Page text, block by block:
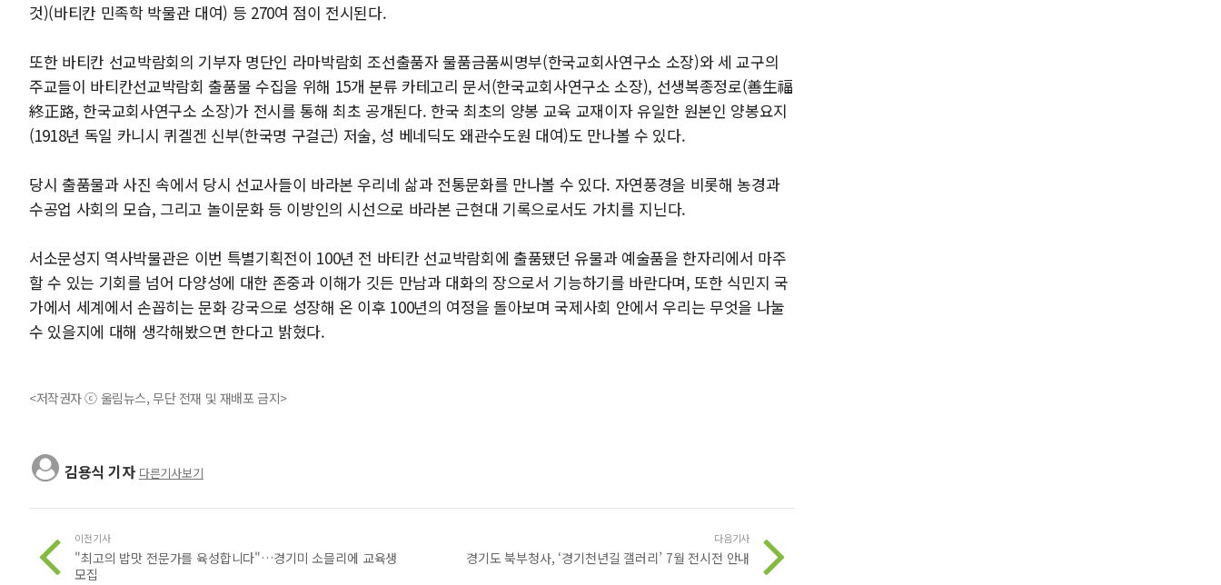
것)(바티칸 민족학 박물관 대여) 등 270여 점이 전시된다.
또한 바티칸 선교박람회의 기부자 명단인 라마박람회 조선출품자 물품금품씨명부(한국교회사연구소 소장)와 세 교구의
주교들이 바티칸선교박람회 출품물 수집을 위해 15개 분류 카테고리 문서(한국교회사연구소 소장), 선생복종정로(善生福
終正路, 한국교회사연구소 소장)가 전시를 통해 최초 공개된다. 한국 최초의 양봉 교육 교재이자 유일한 원본인 양봉요지
(1918년 독일 카니시 퀴겔겐 신부(한국명 구걸근) 저술, 성 베네딕도 왜관수도원 대여)도 만나볼 수 있다.
당시 출품물과 사진 속에서 당시 선교사들이 바라본 우리네 삶과 전통문화를 만나볼 수 있다. 자연풍경을 비롯해 농경과
수공업 사회의 모습, 그리고 놀이문화 등 이방인의 시선으로 바라본 근현대 기록으로서도 가치를 지닌다.
서소문성지 역사박물관은 이번 특별기획전이 100년 전 바티칸 선교박람회에 출품됐던 유물과 예술품을 한자리에서 마주
할 수 있는 기회를 넘어 다양성에 대한 존중과 이해가 깃든 만남과 대화의 장으로서 기능하기를 바란다며, 또한 식민지 국
가에서 세계에서 손꼽히는 문화 강국으로 성장해 온 이후 100년의 여정을 돌아보며 국제사회 안에서 우리는 무엇을 나눌
수 있을지에 대해 생각해봤으면 한다고 밝혔다.
<저작권자 ⓒ 울림뉴스, 무단 전재 및 재배포 금지>
김용식 기자 다른기사보기
이전기사
"최고의 밥맛 전문가를 육성합니다"…경기미 소믈리에 교육생
모집
다음기사
경기도 북부청사, ‘경기천년길 갤러리’ 7월 전시전 안내